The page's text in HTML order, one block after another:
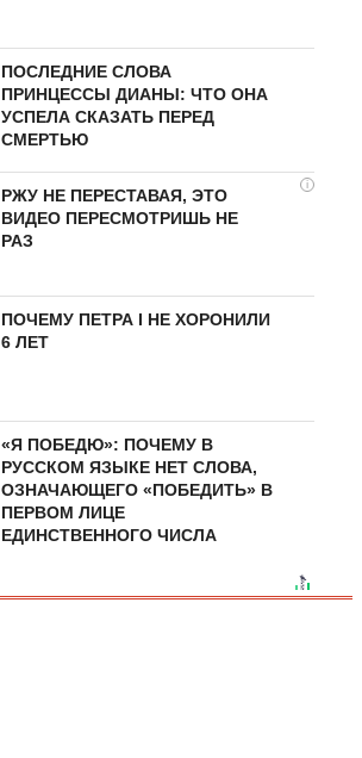
ПОСЛЕДНИЕ СЛОВА
ПРИНЦЕССЫ ДИАНЫ: ЧТО ОНА
УСПЕЛА СКАЗАТЬ ПЕРЕД
СМЕРТЬЮ
i
РЖУ НЕ ПЕРЕСТАВАЯ, ЭТО
ВИДЕО ПЕРЕСМОТРИШЬ НЕ
РАЗ
ПОЧЕМУ ПЕТРА I НЕ ХОРОНИЛИ
6 ЛЕТ
«Я ПОБЕДЮ»: ПОЧЕМУ В
РУССКОМ ЯЗЫКЕ НЕТ СЛОВА,
ОЗНАЧАЮЩЕГО «ПОБЕДИТЬ» В
ПЕРВОМ ЛИЦЕ
ЕДИНСТВЕННОГО ЧИСЛА